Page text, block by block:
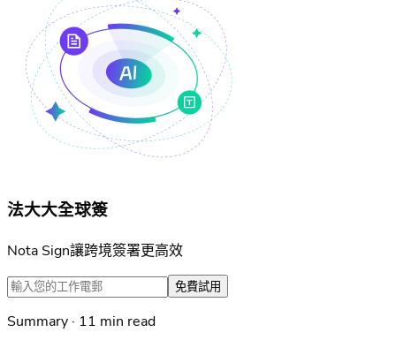
法大大全球簽
Nota Sign讓跨境簽署更高效
免費試用
Summary · 11 min read